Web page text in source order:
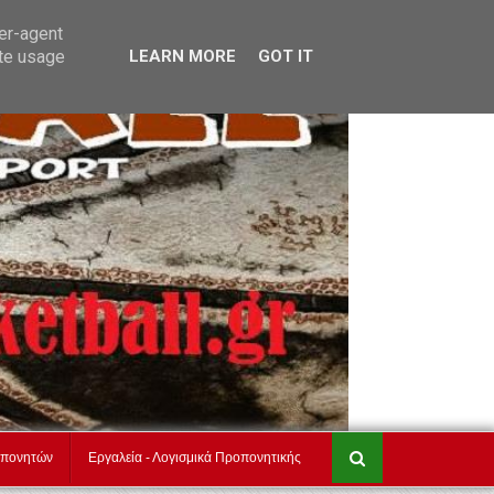
akadimiesbasket.gr
Εργαλεία - Λογισμικά Προπονητικής
agent
usage
LEARN MORE GOT IT